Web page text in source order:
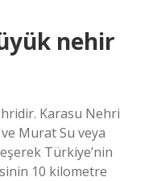
nehir
Karasu Nehri
Murat Su veya
Türkiye’nin
10 kilometre